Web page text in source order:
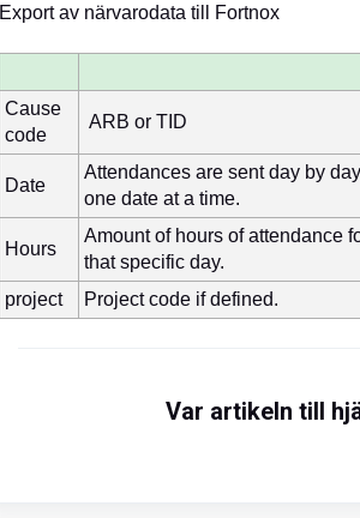
Export av närvarodata till Fortnox
Cause
code
ARB or TID
Date
Attendances are sent day by day
one date at a time.
Hours
Amount of hours of attendance
that specific day.
project
Project code if defined.
Var artikeln till